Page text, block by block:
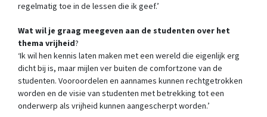
regelmatig toe in de lessen die ik geef.’
Wat wil je graag meegeven aan de studenten over het
thema vrijheid?
‘Ik wil hen kennis laten maken met een wereld die eigenlijk erg
dicht bij is, maar mijlen ver buiten de comfortzone van de
studenten. Vooroordelen en aannames kunnen rechtgetrokken
worden en de visie van studenten met betrekking tot een
onderwerp als vrijheid kunnen aangescherpt worden.’